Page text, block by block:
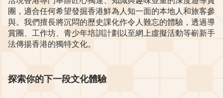
團，適合任何希望發掘香港鮮為人知一面的本地人和旅客參
與。我們擅長將沉悶的歷史課化作令人難忘的體驗，透過導
賞團、工作坊、青少年培訓計劃以至網上虛擬活動等嶄新手
法傳揚香港的獨特文化。
探索你的下一段文化體驗